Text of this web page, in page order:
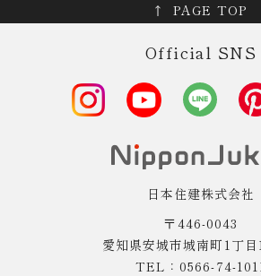
PAGE TOP
Official SNS
日本住建株式会社
〒446-0043
愛知県安城市城南町1丁目
TEL：0566-74-